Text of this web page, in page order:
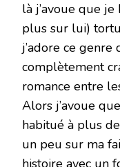
là j’avoue que
plus sur lui)
j’adore ce genre
complètement
romance entre
Alors j’avoue
habitué à plus
un peu sur ma